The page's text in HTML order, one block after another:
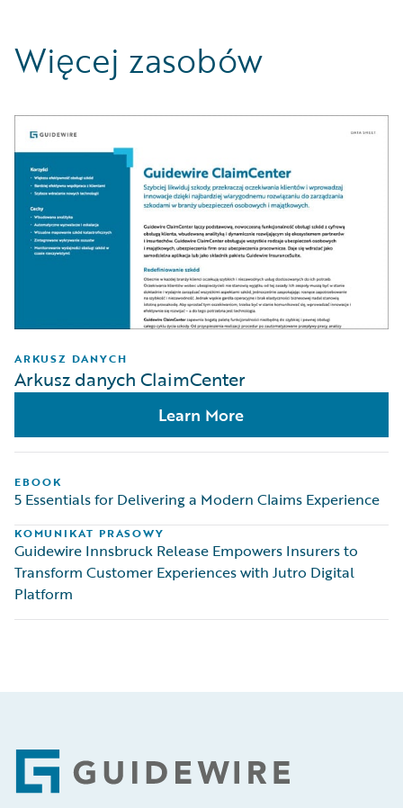
Więcej zasobów
ARKUSZ DANYCH
Arkusz danych ClaimCenter
Learn More
EBOOK
5 Essentials for Delivering a Modern Claims Experience
KOMUNIKAT PRASOWY
Guidewire Innsbruck Release Empowers Insurers to
Transform Customer Experiences with Jutro Digital
Platform
Footer